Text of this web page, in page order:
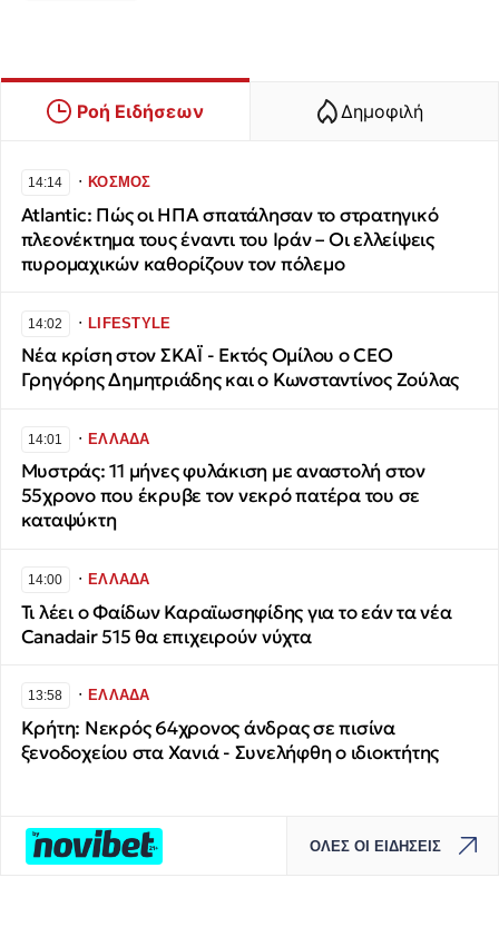
Ροή Ειδήσεων Δημοφιλή
14:14 ∙ΚΟΣΜΟΣ
Atlantic: Πώς οι ΗΠΑ σπατάλησαν το στρατηγικό
πλεονέκτημα τους έναντι του Ιράν – Οι ελλείψεις
πυρομαχικών καθορίζουν τον πόλεμο
14:02 ∙LIFESTYLE
Νέα κρίση στον ΣΚΑΪ - Εκτός Ομίλου ο CEO
Γρηγόρης Δημητριάδης και ο Κωνσταντίνος Ζούλας
14:01 ∙ΕΛΛΑΔΑ
Μυστράς: 11 μήνες φυλάκιση με αναστολή στον
55χρονο που έκρυβε τον νεκρό πατέρα του σε
καταψύκτη
14:00 ∙ΕΛΛΑΔΑ
Τι λέει ο Φαίδων Καραϊωσηφίδης για το εάν τα νέα
Canadair 515 θα επιχειρούν νύχτα
13:58 ∙ΕΛΛΑΔΑ
Κρήτη: Νεκρός 64χρονος άνδρας σε πισίνα
ξενοδοχείου στα Χανιά - Συνελήφθη ο ιδιοκτήτης
ΟΛΕΣ ΟΙ ΕΙΔΗΣΕΙΣ